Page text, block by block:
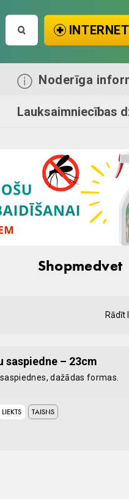
Noderīga
Lauksaimniecības
Shopmedvet
Rādīt
saspiedne – 23cm
dažādas formas.
LIEKTS TAISNS